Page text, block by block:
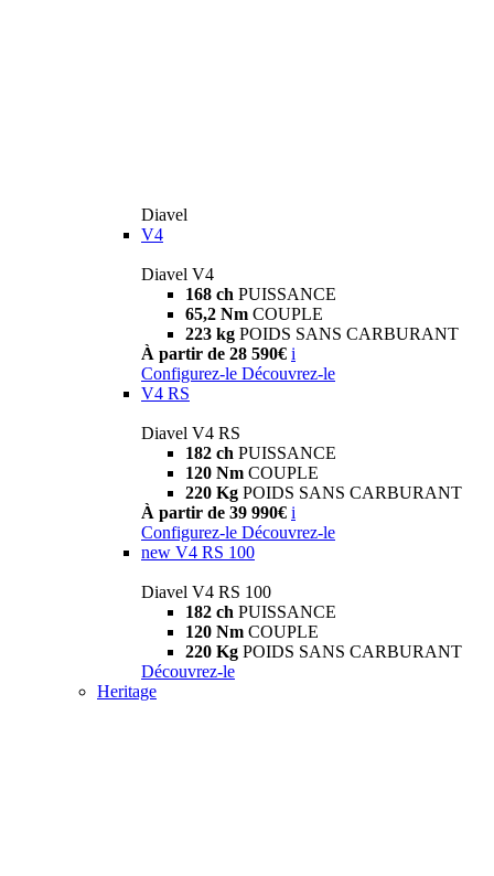
Diavel
V4
Diavel V4
168 ch PUISSANCE
65,2 Nm COUPLE
223 kg POIDS SANS CARBURANT
À partir de 28 590€ i
Configurez-le Découvrez-le
V4 RS
Diavel V4 RS
182 ch PUISSANCE
120 Nm COUPLE
220 Kg POIDS SANS CARBURANT
À partir de 39 990€ i
Configurez-le Découvrez-le
new V4 RS 100
Diavel V4 RS 100
182 ch PUISSANCE
120 Nm COUPLE
220 Kg POIDS SANS CARBURANT
Découvrez-le
Heritage